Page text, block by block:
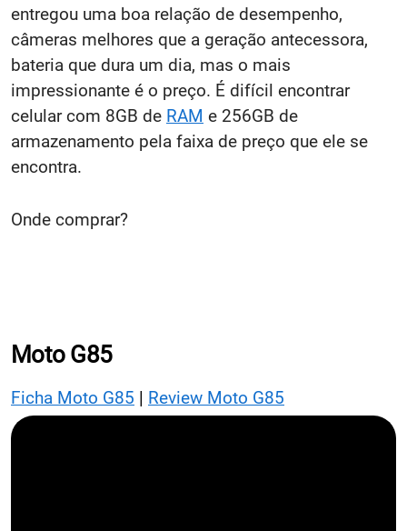
entregou uma boa relação de desempenho,
câmeras melhores que a geração antecessora,
bateria que dura um dia, mas o mais
impressionante é o preço. É difícil encontrar
celular com 8GB de RAM e 256GB de
armazenamento pela faixa de preço que ele se
encontra.
Onde comprar?
Moto G85
Ficha Moto G85 | Review Moto G85